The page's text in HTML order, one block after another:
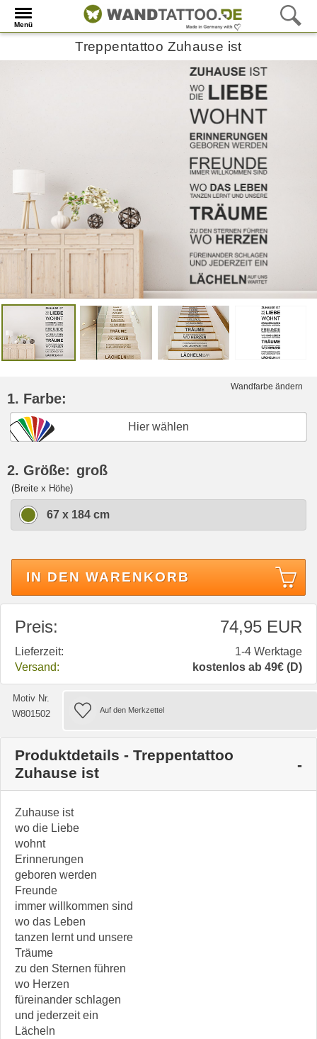
Menü
Treppentattoo Zuhause ist
Wandfarbe ändern
1. Farbe:
Hier wählen
2. Größe: groß
(Breite x Höhe)
67 x 184 cm
IN DEN WARENKORB
Preis: 74,95 EUR
Lieferzeit:
1-4 Werktage
Versand:
kostenlos ab 49€ (D)
Motiv Nr.
W801502
Produktdetails - Treppentattoo
Zuhause ist
Zuhause ist
wo die Liebe
wohnt
Erinnerungen
geboren werden
Freunde
immer willkommen sind
wo das Leben
tanzen lernt und unsere
Träume
zu den Sternen führen
wo Herzen
füreinander schlagen
und jederzeit ein
Lächeln